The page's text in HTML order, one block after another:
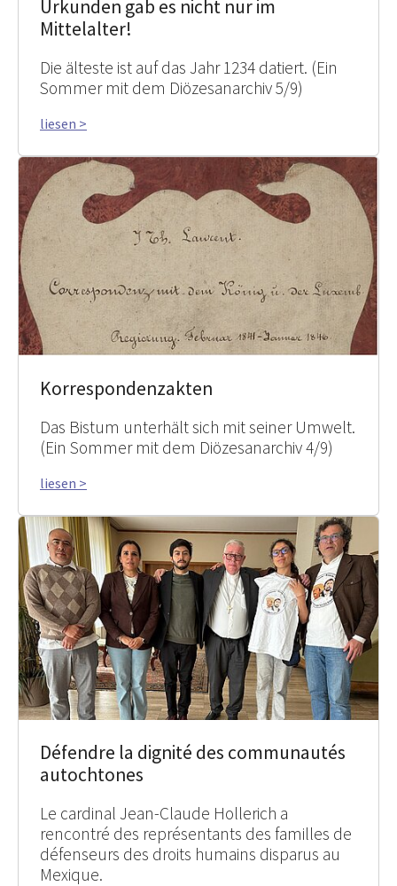
Urkunden gab es nicht nur im
Mittelalter!
Die älteste ist auf das Jahr 1234 datiert. (Ein
Sommer mit dem Diözesanarchiv 5/9)
liesen >
Korrespondenzakten
Das Bistum unterhält sich mit seiner Umwelt.
(Ein Sommer mit dem Diözesanarchiv 4/9)
liesen >
Défendre la dignité des communautés
autochtones
Le cardinal Jean-Claude Hollerich a
rencontré des représentants des familles de
défenseurs des droits humains disparus au
Mexique.